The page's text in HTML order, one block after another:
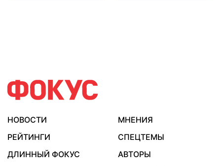
НОВОСТИ
МНЕНИЯ
РЕЙТИНГИ
СПЕЦТЕМЫ
ДЛИННЫЙ ФОКУС
АВТОРЫ